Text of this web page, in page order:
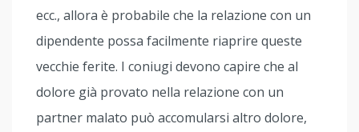
ecc., allora è probabile che la relazione con un
dipendente possa facilmente riaprire queste
vecchie ferite. I coniugi devono capire che al
dolore già provato nella relazione con un
partner malato può accomularsi altro dolore,